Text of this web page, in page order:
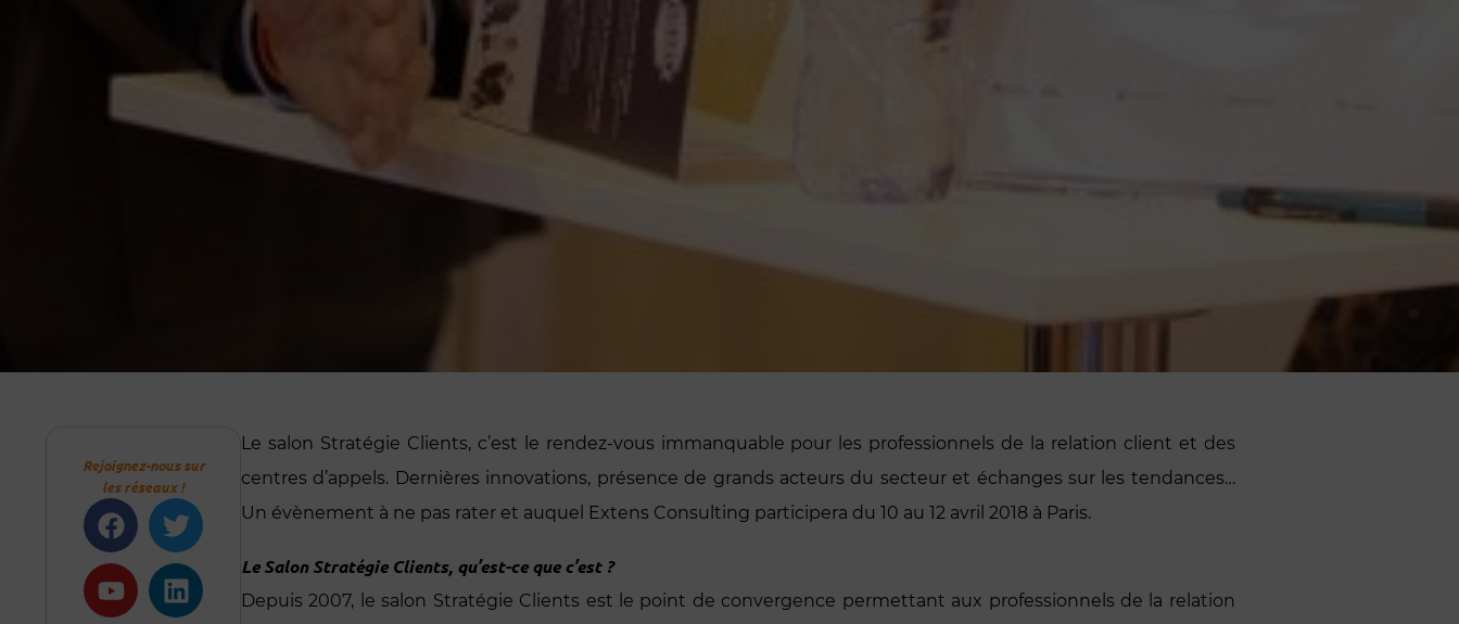
Rejoignez-nous sur
les réseaux !
Facebook
Twitter
YoutubeLinkedin
Le salon Stratégie Clients, c’est le rendez-vous immanquable pour les professionnels de la relation client et des
centres d’appels. Dernières innovations, présence de grands acteurs du secteur et échanges sur les tendances…
Un évènement à ne pas rater et auquel Extens Consulting participera du 10 au 12 avril 2018 à Paris.
Le Salon Stratégie Clients, qu’est-ce que c’est ?
Depuis 2007, le salon Stratégie Clients est le point de convergence permettant aux professionnels de la relation